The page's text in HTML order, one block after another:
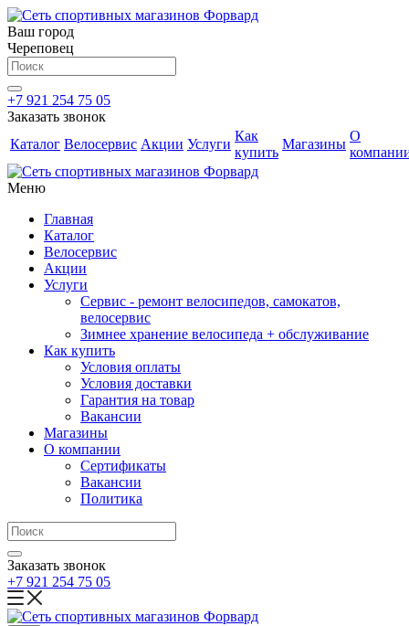
Ваш город
Череповец
+7 921 254 75 05
Заказать звонок
Каталог Велосервис Акции Услуги
Как
купить
Магазины
О
Меню
Главная
Каталог
Велосервис
Акции
Услуги
Сервис - ремонт велосипедов, самокатов,
велосервис
Зимнее хранение велосипеда + обслуживание
Как купить
Условия оплаты
Условия доставки
Гарантия на товар
Вакансии
Магазины
О компании
Сертификаты
Вакансии
Политика
Заказать звонок
+7 921 254 75 05